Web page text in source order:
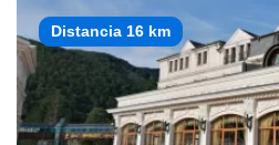
Distancia 16 km